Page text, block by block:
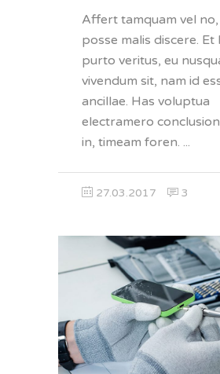
Affert tamquam vel no,
posse malis discere. Et
purto veritus, eu
vivendum sit, nam id
ancillae. Has voluptua
electramero
in, timeam foren.
27.03.2017 3